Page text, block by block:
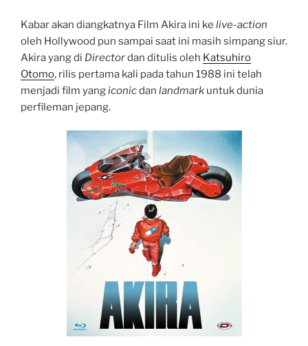
Kabar akan diangkatnya Film Akira ini ke live-action
oleh Hollywood pun sampai saat ini masih simpang siur.
Akira yang di Directordan ditulis oleh Katsuhiro
Otomo, rilis pertama kali pada tahun 1988 ini telah
menjadi film yangiconicdan landmark untuk dunia
perfileman jepang.